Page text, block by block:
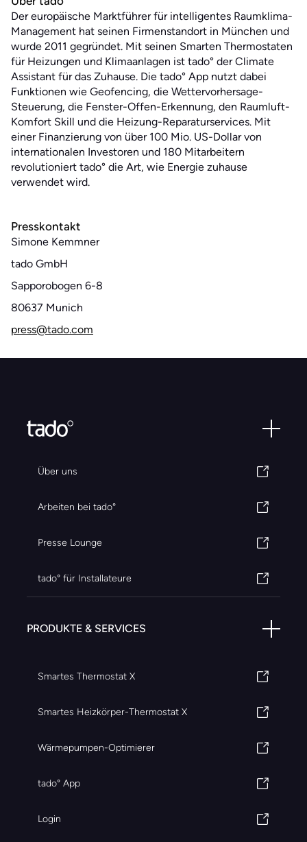
Der europäische Marktführer für intelligentes Raumklima-
Management hat seinen Firmenstandort in München und
wurde 2011 gegründet. Mit seinen Smarten Thermostaten
für Heizungen und Klimaanlagen ist tado° der Climate
Assistant für das Zuhause. Die tado° App nutzt dabei
Funktionen wie Geofencing, die Wettervorhersage-
Steuerung, die Fenster-Offen-Erkennung, den Raumluft-
Komfort Skill und die Heizung-Reparaturservices. Mit
einer Finanzierung von über 100 Mio. US-Dollar von
internationalen Investoren und 180 Mitarbeitern
revolutioniert tado° die Art, wie Energie zuhause
verwendet wird.
Presskontakt
Simone Kemmner
tado GmbH
Sapporobogen 6-8
80637 Munich
press@tado.com
Über uns
Arbeiten bei tado°
Presse Lounge
tado° für Installateure
PRODUKTE & SERVICES
Smartes Thermostat X
Smartes Heizkörper-Thermostat X
Wärmepumpen-Optimierer
tado° App
Login